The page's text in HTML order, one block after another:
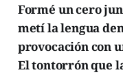
Formé un cero
metí la lengua
provocación con
El tontorrón que